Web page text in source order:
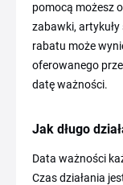
pomocą możesz
zabawki, artykuły
rabatu może
oferowanego
datę ważności.
Jak długo
Data ważności
Czas działania